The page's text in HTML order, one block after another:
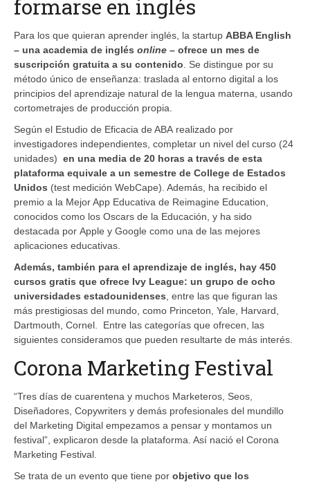
formarse en inglés
Para los que quieran aprender inglés, la startup ABBA English
– una academia de inglés online – ofrece un mes de
suscripción gratuita a su contenido . Se distingue por su
método único de enseñanza: traslada al entorno digital a los
principios del aprendizaje natural de la lengua materna, usando
cortometrajes de producción propia.
Según el Estudio de Eficacia de ABA realizado por
investigadores independientes, completar un nivel del curso (24
unidades) en una media de 20 horas a través de esta
plataforma equivale a un semestre de College de Estados
Unidos (test medición WebCape). Además, ha recibido el
premio a la Mejor App Educativa de Reimagine Education,
conocidos como los Oscars de la Educación, y ha sido
destacada por Apple y Google como una de las mejores
aplicaciones educativas.
Además, también para el aprendizaje de inglés, hay 450
cursos gratis que ofrece Ivy League: un grupo de ocho
universidades estadounidenses , entre las que figuran las
más prestigiosas del mundo, como Princeton, Yale, Harvard,
Dartmouth, Cornel. Entre las categorías que ofrecen, las
siguientes consideramos que pueden resultarte de más interés.
Corona Marketing Festival
“Tres días de cuarentena y muchos Marketeros, Seos,
Diseñadores, Copywriters y demás profesionales del mundillo
del Marketing Digital empezamos a pensar y montamos un
festival”, explicaron desde la plataforma. Así nació el Corona
Marketing Festival.
Se trata de un evento que tiene por objetivo que los